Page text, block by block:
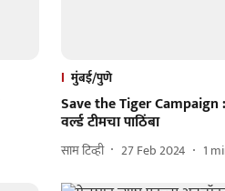
मुंबई/पुणे
Save the Tiger Campaign
वर्ल्ड टीमचा पाठिंबा
साम टिव्ही 27 Feb 2024 1